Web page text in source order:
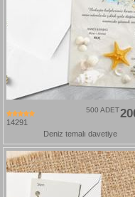
14291
500 ADET
Deniz temalı davetiye